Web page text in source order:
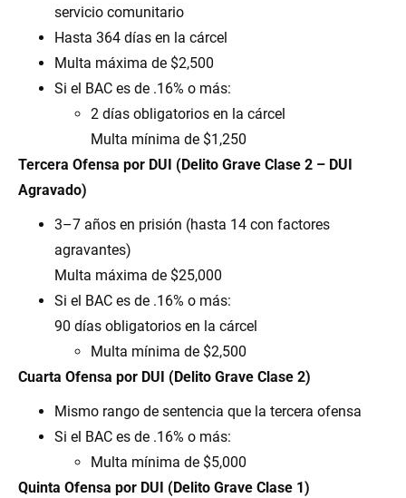
servicio comunitario
Hasta 364 días en la cárcel
Multa máxima de $2,500
Si el BAC es de .16% o más:
2 días obligatorios en la cárcel
Multa mínima de $1,250
Tercera Ofensa por DUI (Delito Grave Clase 2 – DUI
Agravado)
3–7 años en prisión (hasta 14 con factores
agravantes)
Multa máxima de $25,000
Si el BAC es de .16% o más:
90 días obligatorios en la cárcel
Multa mínima de $2,500
Cuarta Ofensa por DUI (Delito Grave Clase 2)
Mismo rango de sentencia que la tercera ofensa
Si el BAC es de .16% o más:
Multa mínima de $5,000
Quinta Ofensa por DUI (Delito Grave Clase 1)